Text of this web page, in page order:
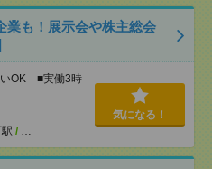
業も！展示会や株主総会
OK ■実働3時
/ …
気になる！